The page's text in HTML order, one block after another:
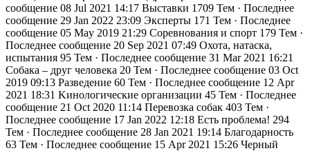
сообщение 08 Jul 2021 14:17 Выставки 1709 Тем · Последнее
сообщение 29 Jan 2022 23:09 Эксперты 171 Тем · Последнее
сообщение 05 May 2019 21:29 Соревнования и спорт 179 Тем ·
Последнее сообщение 20 Sep 2021 07:49 Охота, натаска,
испытания 95 Тем · Последнее сообщение 31 Mar 2021 16:21
Собака – друг человека 20 Тем · Последнее сообщение 03 Oct
2019 09:13 Разведение 60 Тем · Последнее сообщение 12 Apr
2021 18:31 Kинологические организации 45 Тем · Последнее
сообщение 21 Oct 2020 11:14 Перевозка собак 403 Тем ·
Последнее сообщение 17 Jan 2022 12:18 Есть проблема! 294
Тем · Последнее сообщение 28 Jan 2021 19:14 Благодарность
63 Тем · Последнее сообщение 15 Apr 2021 15:26 Черный